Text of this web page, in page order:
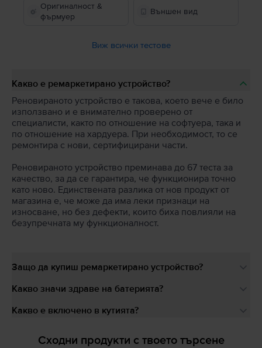
Оригиналност &
фърмуер
Външен вид
Виж всички тестове
Какво е ремаркетирано устройство?
Реновираното устройство е такова, което вече е било
използвано и е внимателно проверено от
специалисти, както по отношение на софтуера, така и
по отношение на хардуера. При необходимост, то се
ремонтира с нови, сертифицирани части.
Реновираното устройство преминава до 67 теста за
качество, за да се гарантира, че функционира точно
като ново. Единствената разлика от нов продукт от
магазина е, че може да има леки признаци на
износване, но без дефекти, които биха повлияли на
безупречната му функционалност.
Защо да купиш ремаркетирано устройство?
Какво значи здраве на батерията?
Какво е включено в кутията?
Сходни продукти с твоето търсене